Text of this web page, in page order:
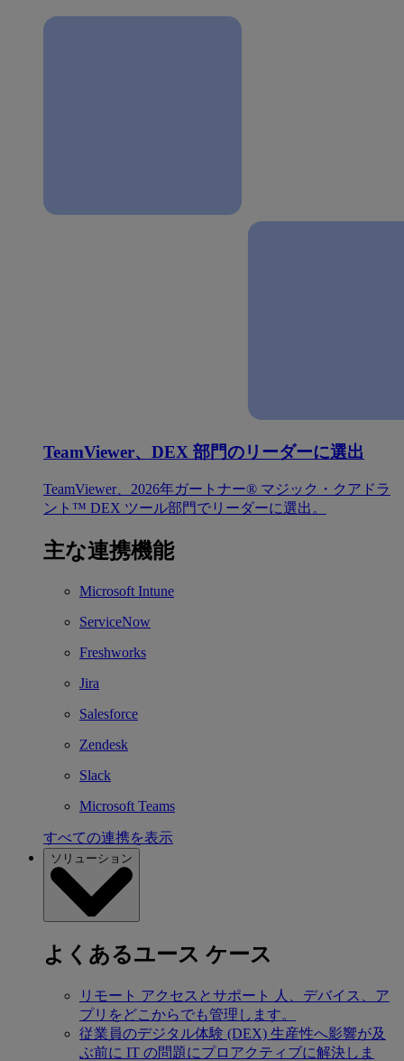
TeamViewer、DEX 部門のリーダーに選出
TeamViewer、2026年ガートナー® マジック・クアドラ
ント™ DEX ツール部門でリーダーに選出。
主な連携機能
Microsoft Intune
ServiceNow
Freshworks
Jira
Salesforce
Zendesk
Slack
Microsoft Teams
すべての連携を表示
ソリューション
よくあるユース ケース
リモート アクセスとサポート
人、デバイス、ア
プリをどこからでも管理します。
従業員のデジタル体験 (DEX) 生産性へ影響が及
ぶ前に IT の問題にプロアクティブに解決しま